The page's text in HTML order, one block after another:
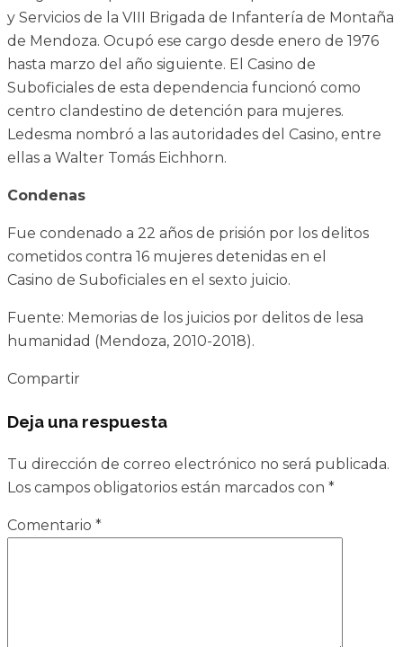
y Servicios de la VIII Brigada de Infantería de Montaña
de Mendoza. Ocupó ese cargo desde enero de 1976
hasta marzo del año siguiente. El Casino de
Suboficiales de esta dependencia funcionó como
centro clandestino de detención para mujeres.
Ledesma nombró a las autoridades del Casino, entre
ellas a Walter Tomás Eichhorn.
Condenas
Fue condenado a 22 años de prisión por los delitos
cometidos contra 16 mujeres detenidas en el
Casino de Suboficiales en el sexto juicio.
Fuente: Memorias de los juicios por delitos de lesa
humanidad (Mendoza, 2010-2018).
Compartir
Deja una respuesta
Tu dirección de correo electrónico no será publicada.
Los campos obligatorios están marcados con *
Comentario *